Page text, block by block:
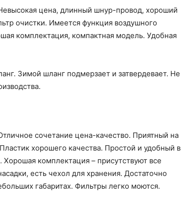
цена, длинный шнур-провод, хороший
очистки. Имеется функция воздушного
комплектация, компактная модель. Удобная
Зимой шланг подмерзает и затвердевает. Не
сочетание цена-качество. Приятный на
хорошего качества. Простой и удобный в
Хорошая комплектация – присутствуют все
есть чехол для хранения. Достаточно
габаритах. Фильтры легко моются.